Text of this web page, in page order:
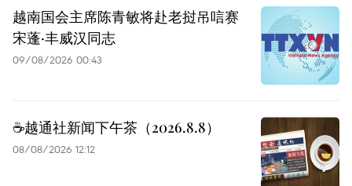
越南国会主席陈青敏将赴老挝吊唁赛
宋蓬·丰威汉同志
09/08/2026 00:43
☕️越通社新闻下午茶（2026.8.8）
08/08/2026 12:12